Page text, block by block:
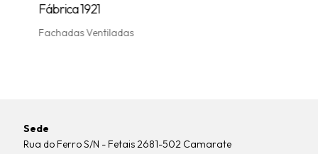
Fábrica 1921
Fachadas Ventiladas
Sede
Rua do Ferro S/N - Fetais 2681-502 Camarate